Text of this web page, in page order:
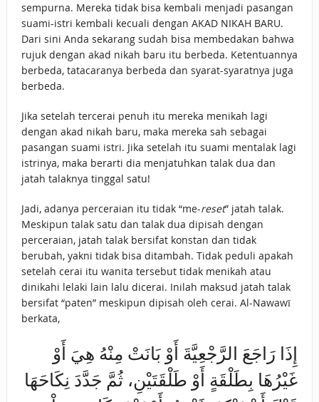
sempurna. Mereka tidak bisa kembali menjadi pasangan
suami-istri kembali kecuali dengan AKAD NIKAH BARU.
Dari sini Anda sekarang sudah bisa membedakan bahwa
rujuk dengan akad nikah baru itu berbeda. Ketentuannya
berbeda, tatacaranya berbeda dan syarat-syaratnya juga
berbeda.
Jika setelah tercerai penuh itu mereka menikah lagi
dengan akad nikah baru, maka mereka sah sebagai
pasangan suami istri. Jika setelah itu suami mentalak lagi
istrinya, maka berarti dia menjatuhkan talak dua dan
jatah talaknya tinggal satu!
Jadi, adanya perceraian itu tidak “me-reset” jatah talak.
Meskipun talak satu dan talak dua dipisah dengan
perceraian, jatah talak bersifat konstan dan tidak
berubah, yakni tidak bisa ditambah. Tidak peduli apakah
setelah cerai itu wanita tersebut tidak menikah atau
dinikahi lelaki lain lalu dicerai. Inilah maksud jatah talak
bersifat “paten” meskipun dipisah oleh cerai. Al-Nawawī
berkata,
إِذَا رَاجَعَ الرَّجْعِيَّةَ أَوْ بَانَتْ مِنْهُ هِيَ أَوْ
غَيْرُهَا بِطَلْقَةٍ أَوْ طَلْقَتَيْنِ، ثُمَّ جَدَّدَ نِكَاحَهَا